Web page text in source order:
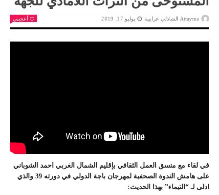
Attayma الشاذلي عرايبية يوليو 17, 2019 أعجبني
في لقاء مع منسق العمل الثقافي بإقليم الشمال الغربي احمد الشوباني
على هامش الندوة الصحفية لمهرجان باجة الدولي في دورته 39 والذي
ادلى لـ “التيماء” بهذا الحديث: